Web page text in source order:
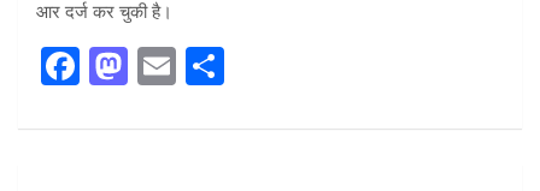
आर दर्ज कर चुकी है।
F
ce
M
st
E
ail ar